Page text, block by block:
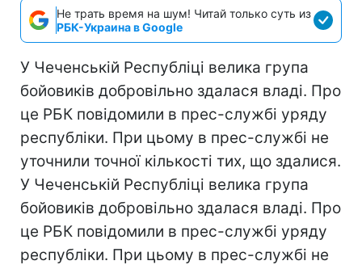
Не трать время на шум! Читай только суть из
РБК-Украина в Google
У Чеченській Республіці велика група
бойовиків добровільно здалася владі. Про
це РБК повідомили в прес-службі уряду
республіки. При цьому в прес-службі не
уточнили точної кількості тих, що здалися.
У Чеченській Республіці велика група
бойовиків добровільно здалася владі. Про
це РБК повідомили в прес-службі уряду
республіки. При цьому в прес-службі не